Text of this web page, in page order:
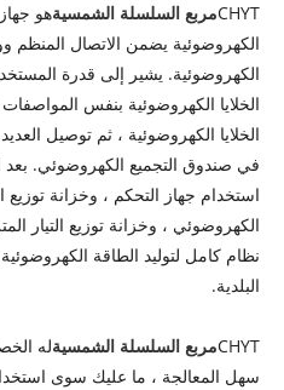
CHYTمربع السلسلة الشمسيةهو
الكهروضوئية يضمن الاتصال المنظم
الكهروضوئية. يشير إلى قدرة
الخلايا الكهروضوئية بنفس
الخلايا الكهروضوئية ، ثم توصيل
في صندوق التجميع الكهروضوئي. بعد
استخدام جهاز التحكم ، وخزانة توزيع
الكهروضوئي ، وخزانة توزيع التيار
نظام كامل لتوليد الطاقة
البلدية.
CHYTمربع السلسلة الشمسيةله
سهل المعالجة ، ما عليك سوى